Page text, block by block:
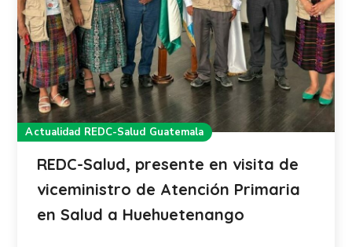
Actualidad REDC-Salud Guatemala
REDC-Salud, presente en visita de
viceministro de Atención Primaria
en Salud a Huehuetenango